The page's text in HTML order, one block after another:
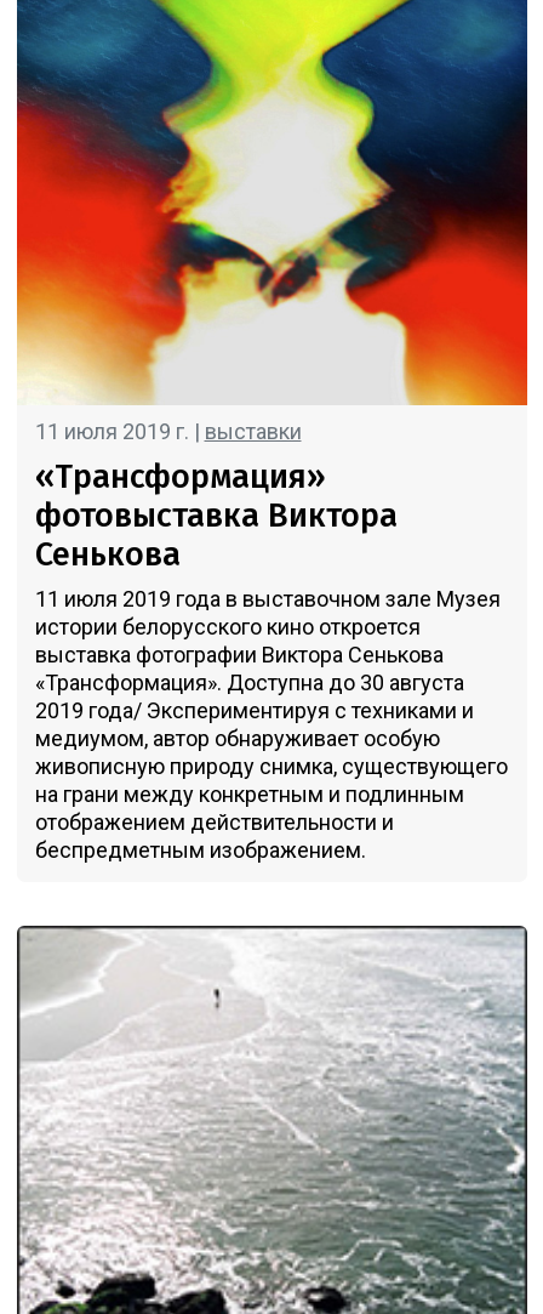
11 июля 2019 г. | выставки
«Трансформация»
фотовыставка Виктора
Сенькова
11 июля 2019 года в выставочном зале Музея
истории белорусского кино откроется
выставка фотографии Виктора Сенькова
«Трансформация». Доступна до 30 августа
2019 года/ Экспериментируя с техниками и
медиумом, автор обнаруживает особую
живописную природу снимка, существующего
на грани между конкретным и подлинным
отображением действительности и
беспредметным изображением.